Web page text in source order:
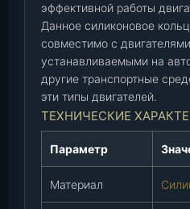
д
в
.
4
0
5
,
0
эффективной работы
Данное силиконовое
совместимо с
устанавливаемыми на
другие транспортные
эти типы двигателей.
ТЕХНИЧЕСКИЕ
Параметр
Материал